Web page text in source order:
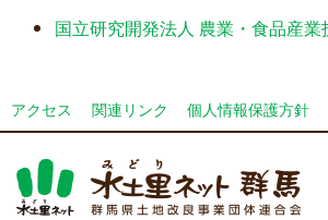
国立研究開発法人 農業・食品産
アクセス 関連リンク 個人情報保護方針